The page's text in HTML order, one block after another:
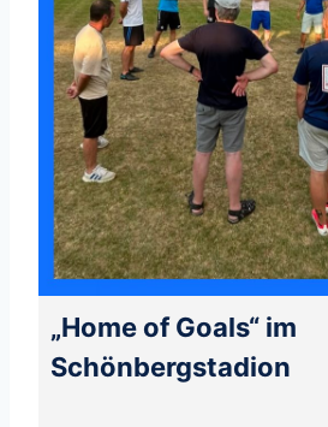
„Home of Goals“ im
Schönbergstadion